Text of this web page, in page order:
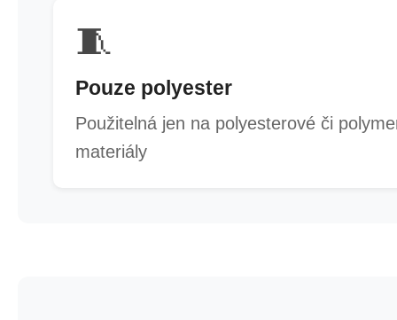
🧵
Pouze polyester
Použitelná jen na polyesterové či
materiály